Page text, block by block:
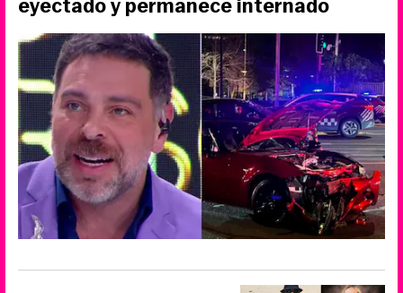
eyectado y permanece internado